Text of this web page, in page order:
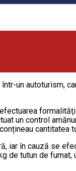
un autoturism,
un control
cantitatea
iar în cauză se
de tutun de